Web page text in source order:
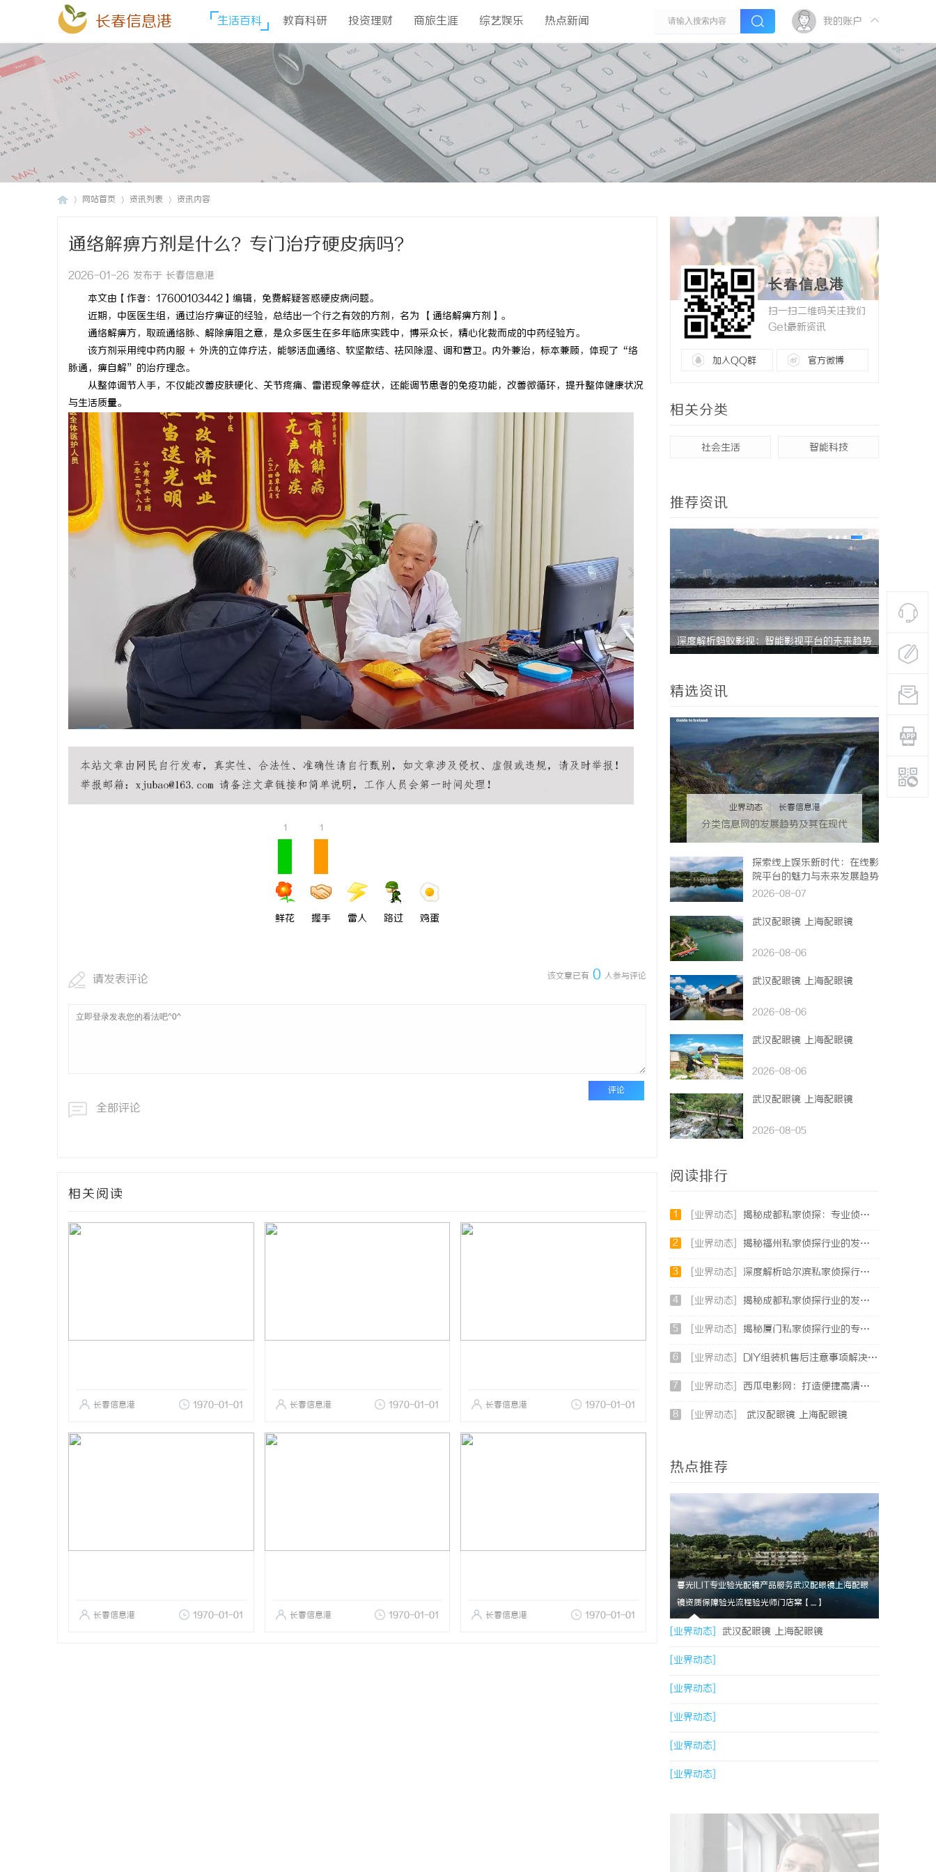
长春信息港 生活百科 教育科研 投资理财 商旅生涯 综艺娱乐 热点新闻 我的账户
网站首页 资讯列表 资讯内容
通络解痹方剂是什么？专门治疗硬皮病吗？
2026-01-26 发布于 长春信息港
本文由【作者：17600103442】编辑，免费解疑答惑硬皮病问题。
近期，中医医生组，通过治疗痹证的经验，总结出一个行之有效的方剂，名为 【通络解痹方剂】。
通络解痹方，取疏通络脉、解除痹阻之意，是众多医生在多年临床实践中，博采众长，精心化裁而成的中药经验方。
该方剂采用纯中药内服 + 外洗的立体疗法，能够活血通络、软坚散结、祛风除湿、调和营卫。内外兼治，标本兼顾，体现了“络
脉通，痹自解”的治疗理念。
从整体调节入手，不仅能改善皮肤硬化、关节疼痛、雷诺现象等症状，还能调节患者的免疫功能，改善微循环，提升整体健康状况
与生活质量。
1
鲜花
1
握手 雷人 路过 鸡蛋
该文章已有 0 人参与评论
请发表评论
评论
全部评论
相关阅读
长春信息港 1970-01-01 长春信息港 1970-01-01 长春信息港 1970-01-01
长春信息港 1970-01-01 长春信息港 1970-01-01 长春信息港 1970-01-01
长春信息港
扫一扫二维码关注我们
Get最新资讯
加入QQ群 官方微博
相关分类
社会生活 智能科技
推荐资讯
商标买卖：：如何把握机遇与规避风险 深入解析飞牛影视：打造优质影视体验的先锋
平台
深度解析蚂蚁影视：智能影视平台的未来趋势
与优势
探索在线影院：现代人与影视娱乐的数字连接
精选资讯
业界动态 长春信息港
分类信息网的发展趋势及其在现代
生活中的重要作用解析
探索线上娱乐新时代：在线影
院平台的魅力与未来发展趋势
2026-08-07
武汉配眼镜 上海配眼镜
2026-08-06
武汉配眼镜 上海配眼镜
2026-08-06
武汉配眼镜 上海配眼镜
2026-08-06
武汉配眼镜 上海配眼镜
2026-08-05
阅读排行
1 [业界动态] 揭秘成都私家侦探：专业侦查服务助您解心中疑惑
2 [业界动态] 揭秘福州私家侦探行业的发展与实际应用全解析
3 [业界动态] 深度解析哈尔滨私家侦探行业的发展与应用现状
4 [业界动态] 揭秘成都私家侦探行业的发展与应用前景分析
5 [业界动态] 揭秘厦门私家侦探行业的专业服务与发展趋势
6 [业界动态] DIY组装机售后注意事项解决方案
7 [业界动态] 西瓜电影网：打造便捷高清影视观看新体验
8 [业界动态] 武汉配眼镜 上海配眼镜
热点推荐
暮光ILIT专业验光配镜产品服务武汉配眼镜上海配眼
镜资质保障验光流程验光师门店案【....】
[业界动态] 武汉配眼镜 上海配眼镜
[业界动态]
[业界动态]
[业界动态]
[业界动态]
[业界动态]